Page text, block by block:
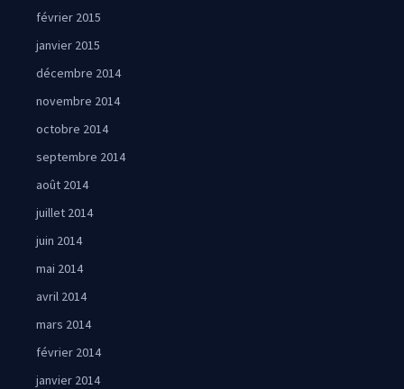
février 2015
janvier 2015
décembre 2014
novembre 2014
octobre 2014
septembre 2014
août 2014
juillet 2014
juin 2014
mai 2014
avril 2014
mars 2014
février 2014
janvier 2014